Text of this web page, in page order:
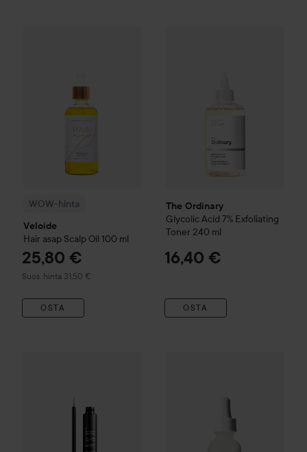
WOW-hinta
Veloide
Hair asap Scalp Oil 100 ml
25,80 €
Suos. hinta 31,50 €
Suositeltu hinta 31,50 €
OSTA
The Ordinary
Glycolic Acid 7% Exfoliating
Toner 240 ml
16,40 €
OSTA